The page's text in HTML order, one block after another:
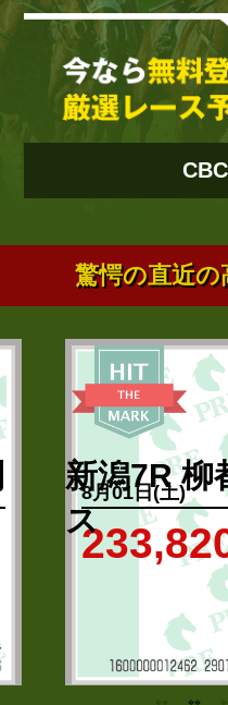
驚愕の直近の
新潟7R 柳
ス
8月01日(土)